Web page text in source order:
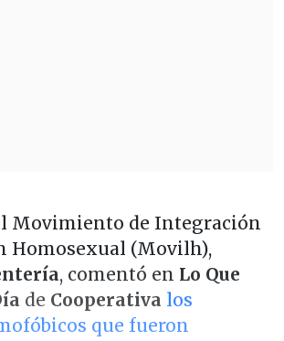
Movimiento de Integración
Homosexual (Movilh),
, comentó en Lo Que
de Cooperativa los
que fueron